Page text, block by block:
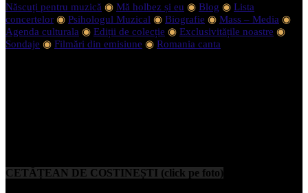
Născuți pentru muzică ◉ Mă holbez și eu ◉ Blog ◉ Lista
concertelor ◉ Psihologul Muzical ◉ Biografie ◉ Mass – Media ◉
Agenda culturala ◉ Ediții de colecție ◉ Exclusivitățile noastre ◉
Sondaje ◉ Filmări din emisiune ◉ Romania canta
CETĂȚEAN DE COSTINEȘTI (click pe foto)